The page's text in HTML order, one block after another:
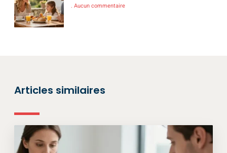
Aucun commentaire
Articles similaires